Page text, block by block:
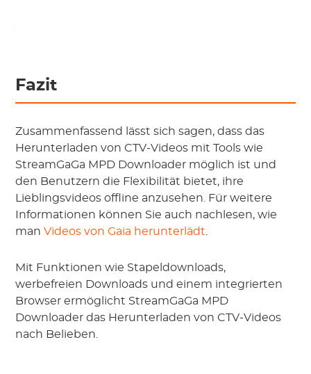
Fazit
Zusammenfassend lässt sich sagen, dass das
Herunterladen von CTV-Videos mit Tools wie
StreamGaGa MPD Downloader möglich ist und
den Benutzern die Flexibilität bietet, ihre
Lieblingsvideos offline anzusehen. Für weitere
Informationen können Sie auch nachlesen, wie
manVideos von Gaia herunterlädt
Mit Funktionen wie Stapeldownloads,
werbefreien Downloads und einem integrierten
Browser ermöglicht StreamGaGa MPD
Downloader das Herunterladen von CTV-Videos
nach Belieben.